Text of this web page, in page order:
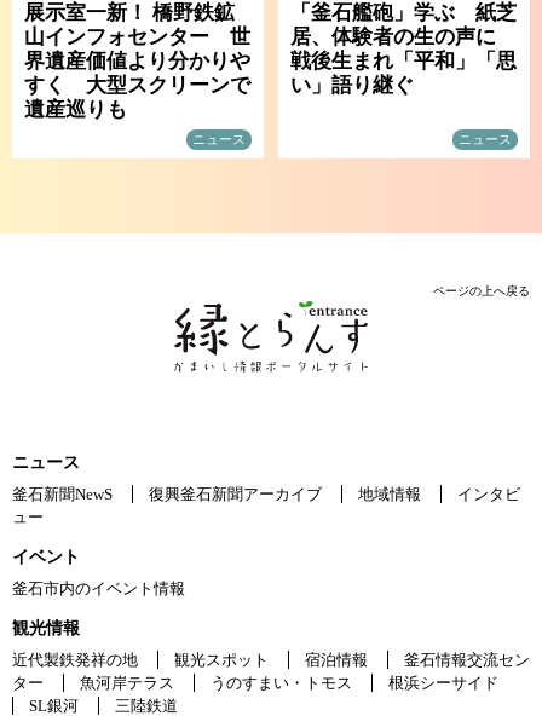
展示室一新！ 橋野鉄鉱
山インフォセンター 世
界遺産価値より分かりや
すく 大型スクリーンで
遺産巡りも
ニュース
「釜石艦砲」学ぶ 紙芝
居、体験者の生の声に
戦後生まれ「平和」「思
い」語り継ぐ
ニュース
ページの上へ戻る
ニュース
釜石新聞NewS
復興釜石新聞アーカイブ 地域情報
インタビ
ュー
イベント
釜石市内のイベント情報
観光情報
近代製鉄発祥の地
観光スポット 宿泊情報
釜石情報交流セン
ター
魚河岸テラス うのすまい・トモス
根浜シーサイド
SL銀河
三陸鉄道